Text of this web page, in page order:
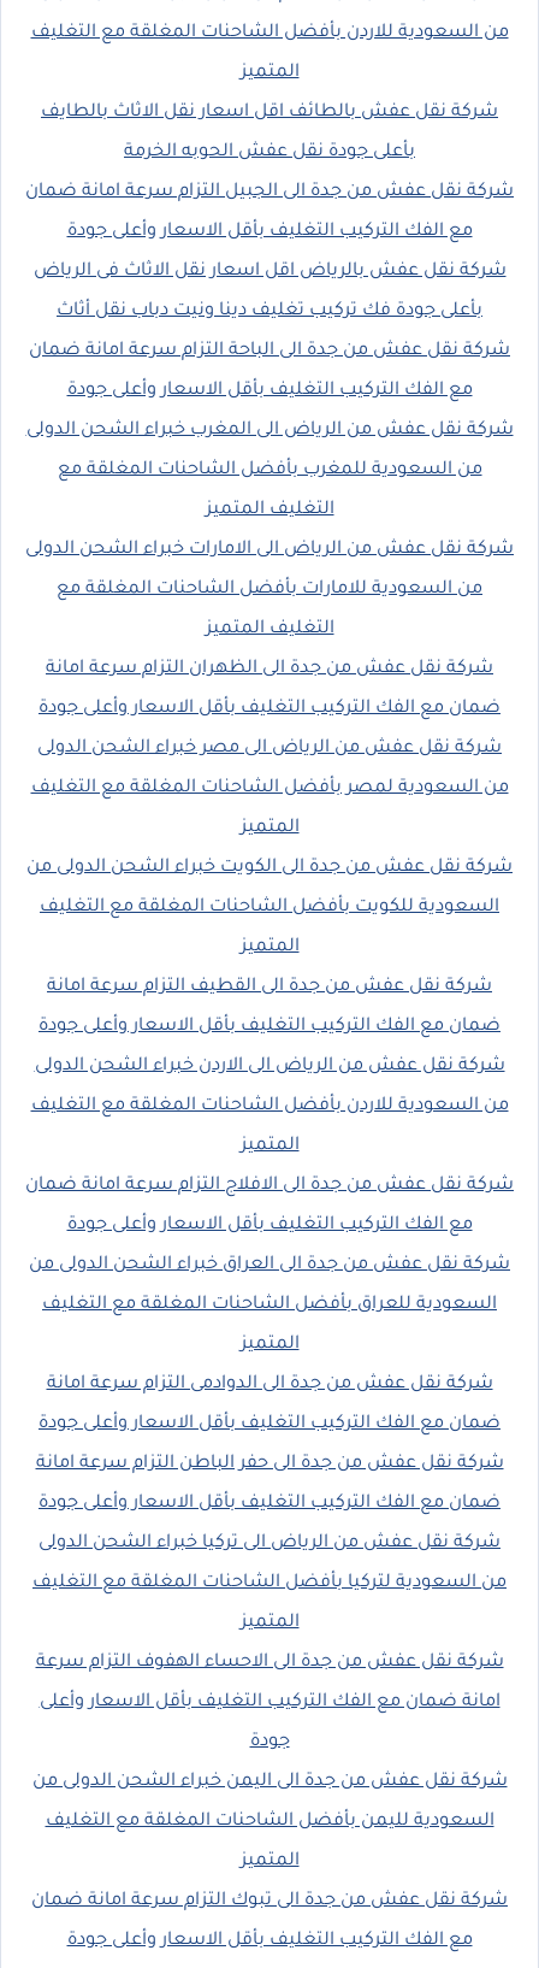
من السعودية للاردن بأفضل الشاحنات المغلقة مع التغليف
المتميز
شركة نقل عفش بالطائف اقل اسعار نقل الاثاث بالطايف
بأعلى جودة نقل عفش الحوبه الخرمة
شركة نقل عفش من جدة الى الجبيل التزام سرعة امانة ضمان
مع الفك التركيب التغليف بأقل الاسعار وأعلى جودة
شركة نقل عفش بالرياض اقل اسعار نقل الاثاث فى الرياض
بأعلى جودة فك تركيب تغليف دينا ونيت دباب نقل أثاث
شركة نقل عفش من جدة الى الباحة التزام سرعة امانة ضمان
مع الفك التركيب التغليف بأقل الاسعار وأعلى جودة
شركة نقل عفش من الرياض الى المغرب خبراء الشحن الدولى
من السعودية للمغرب بأفضل الشاحنات المغلقة مع
التغليف المتميز
شركة نقل عفش من الرياض الى الامارات خبراء الشحن الدولى
من السعودية للامارات بأفضل الشاحنات المغلقة مع
التغليف المتميز
شركة نقل عفش من جدة الى الظهران التزام سرعة امانة
ضمان مع الفك التركيب التغليف بأقل الاسعار وأعلى جودة
شركة نقل عفش من الرياض الى مصر خبراء الشحن الدولى
من السعودية لمصر بأفضل الشاحنات المغلقة مع التغليف
المتميز
شركة نقل عفش من جدة الى الكويت خبراء الشحن الدولى من
السعودية للكويت بأفضل الشاحنات المغلقة مع التغليف
المتميز
شركة نقل عفش من جدة الى القطيف التزام سرعة امانة
ضمان مع الفك التركيب التغليف بأقل الاسعار وأعلى جودة
شركة نقل عفش من الرياض الى الاردن خبراء الشحن الدولى
من السعودية للاردن بأفضل الشاحنات المغلقة مع التغليف
المتميز
شركة نقل عفش من جدة الى الافلاج التزام سرعة امانة ضمان
مع الفك التركيب التغليف بأقل الاسعار وأعلى جودة
شركة نقل عفش من جدة الى العراق خبراء الشحن الدولى من
السعودية للعراق بأفضل الشاحنات المغلقة مع التغليف
المتميز
شركة نقل عفش من جدة الى الدوادمى التزام سرعة امانة
ضمان مع الفك التركيب التغليف بأقل الاسعار وأعلى جودة
شركة نقل عفش من جدة الى حفر الباطن التزام سرعة امانة
ضمان مع الفك التركيب التغليف بأقل الاسعار وأعلى جودة
شركة نقل عفش من الرياض الى تركيا خبراء الشحن الدولى
من السعودية لتركيا بأفضل الشاحنات المغلقة مع التغليف
المتميز
شركة نقل عفش من جدة الى الاحساء الهفوف التزام سرعة
امانة ضمان مع الفك التركيب التغليف بأقل الاسعار وأعلى
جودة
شركة نقل عفش من جدة الى اليمن خبراء الشحن الدولى من
السعودية لليمن بأفضل الشاحنات المغلقة مع التغليف
المتميز
شركة نقل عفش من جدة الى تبوك التزام سرعة امانة ضمان
مع الفك التركيب التغليف بأقل الاسعار وأعلى جودة